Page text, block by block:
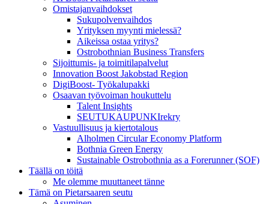
Omistajanvaihdokset
Sukupolvenvaihdos
Yrityksen myynti mielessä?
Aikeissa ostaa yritys?
Ostrobothnian Business Transfers
Sijoittumis- ja toimitilapalvelut
Innovation Boost Jakobstad Region
DigiBoost- Työkalupakki
Osaavan työvoiman houkuttelu
Talent Insights
SEUTUKAUPUNKIrekry
Vastuullisuus ja kiertotalous
Alholmen Circular Economy Platform
Bothnia Green Energy
Sustainable Ostrobothnia as a Forerunner (SOF)
Täällä on töitä
Me olemme muuttaneet tänne
Tämä on Pietarsaaren seutu